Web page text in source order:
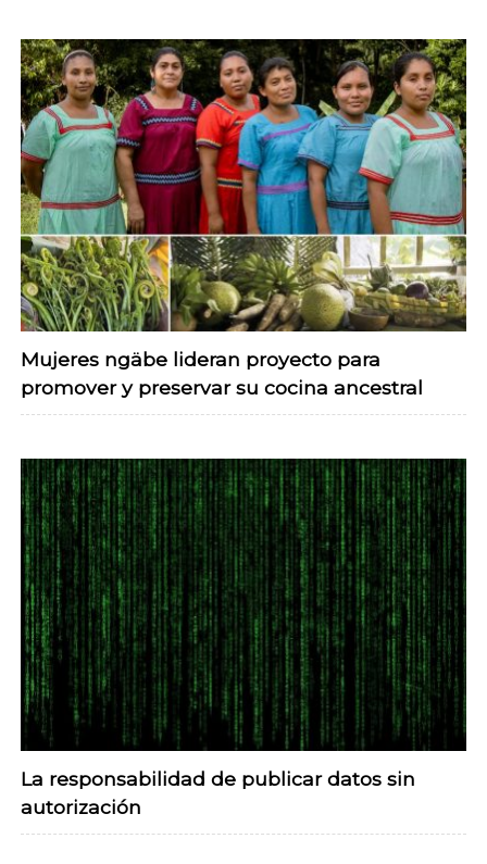
Mujeres ngäbe lideran proyecto para
promover y preservar su cocina ancestral
La responsabilidad de publicar datos sin
autorización